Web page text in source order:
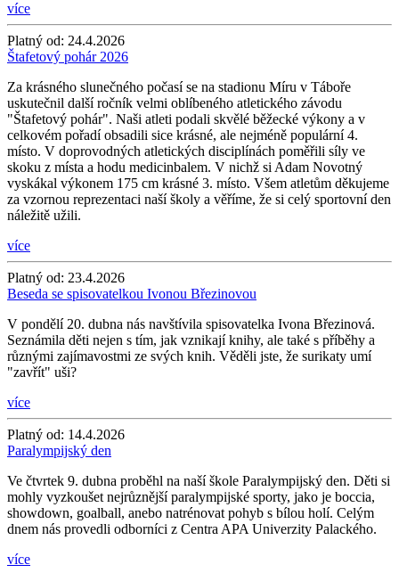
více
Platný od: 24.4.2026
Štafetový pohár 2026
Za krásného slunečného počasí se na stadionu Míru v Táboře
uskutečnil další ročník velmi oblíbeného atletického závodu
"Štafetový pohár". Naši atleti podali skvělé běžecké výkony a v
celkovém pořadí obsadili sice krásné, ale nejméně populární 4.
místo. V doprovodných atletických disciplínách poměřili síly ve
skoku z místa a hodu medicinbalem. V nichž si Adam Novotný
vyskákal výkonem 175 cm krásné 3. místo. Všem atletům děkujeme
za vzornou reprezentaci naší školy a věříme, že si celý sportovní den
náležitě užili.
více
Platný od: 23.4.2026
Beseda se spisovatelkou Ivonou Březinovou
V pondělí 20. dubna nás navštívila spisovatelka Ivona Březinová.
Seznámila děti nejen s tím, jak vznikají knihy, ale také s příběhy a
různými zajímavostmi ze svých knih. Věděli jste, že surikaty umí
"zavřít" uši?
více
Platný od: 14.4.2026
Paralympijský den
Ve čtvrtek 9. dubna proběhl na naší škole Paralympijský den. Děti si
mohly vyzkoušet nejrůznější paralympijské sporty, jako je boccia,
showdown, goalball, anebo natrénovat pohyb s bílou holí. Celým
dnem nás provedli odborníci z Centra APA Univerzity Palackého.
více